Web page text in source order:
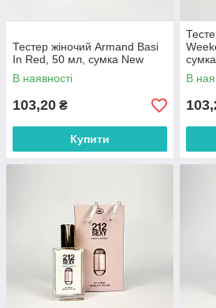
Тестер жіночий Armand Basi
In Red, 50 мл, сумка New
В наявності
103,20 ₴
Купити
В